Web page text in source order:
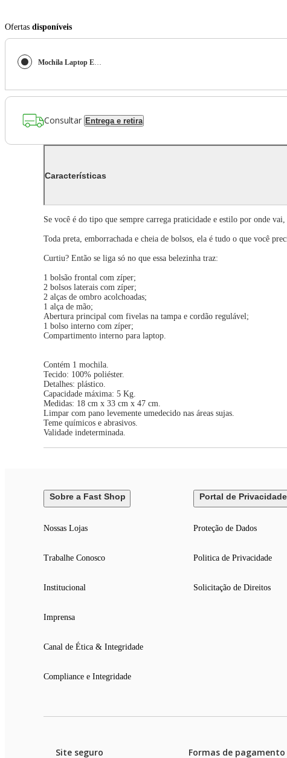
Ofertas disponíveis
Mochila Laptop Emborrachada Preto
Consultar Entrega e retira
Características
Se você é do tipo que sempre carrega praticidade e estilo por onde
Toda preta, emborrachada e cheia de bolsos, ela é tudo o que você
Curtiu? Então se liga só no que essa belezinha traz:
1 bolsão frontal com zíper;
2 bolsos laterais com zíper;
2 alças de ombro acolchoadas;
1 alça de mão;
Abertura principal com fivelas na tampa e cordão regulável;
1 bolso interno com zíper;
Compartimento interno para laptop.
Contém 1 mochila.
Tecido: 100% poliéster.
Detalhes: plástico.
Capacidade máxima: 5 Kg.
Medidas: 18 cm x 33 cm x 47 cm.
Limpar com pano levemente umedecido nas áreas sujas.
Teme químicos e abrasivos.
Validade indeterminada.
Sobre a Fast Shop
Nossas Lojas
Trabalhe Conosco
Institucional
Imprensa
Canal de Ética & Integridade
Compliance e Integridade
Portal de Privacidade
Proteção de Dados
Politica de Privacidade
Solicitação de Direitos
Site seguro Formas de pagamento